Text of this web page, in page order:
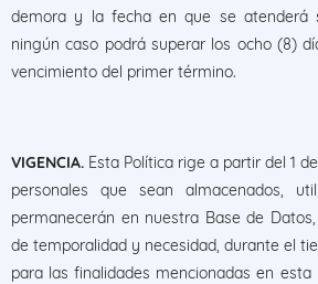
demora y la fecha en que se atenderá
ningún caso podrá superar los ocho (8)
vencimiento del primer término.
VIGENCIA. Esta Política rige a partir del 1
personales que sean almacenados,
permanecerán en nuestra Base de
de temporalidad y necesidad, durante el
para las finalidades mencionadas en esta